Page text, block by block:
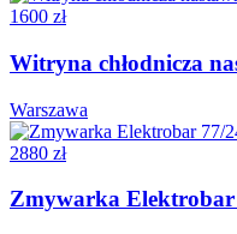
1600 zł
Witryna chłodnicza
Warszawa
2880 zł
Zmywarka Elektrobar